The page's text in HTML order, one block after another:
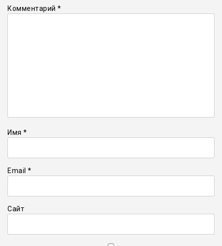
Комментарий *
Имя *
Email *
Сайт